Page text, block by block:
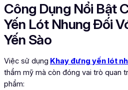
Công Dụng Nổi Bật
Yến Lót Nhung Đối
Yến Sào
Việc sử dụng Khay đựng yến lót
thẩm mỹ mà còn đóng vai trò quan
phẩm: